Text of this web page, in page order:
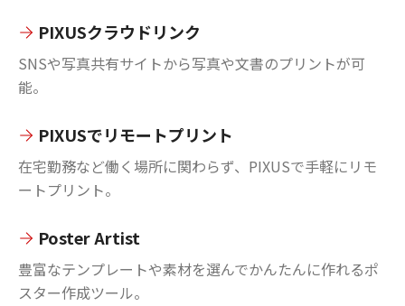
PIXUSクラウドリンク
SNSや写真共有サイトから写真や文書のプリントが可
能。
PIXUSでリモートプリント
在宅勤務など働く場所に関わらず、PIXUSで手軽にリモ
ートプリント。
Poster Artist
豊富なテンプレートや素材を選んでかんたんに作れるポ
スター作成ツール。